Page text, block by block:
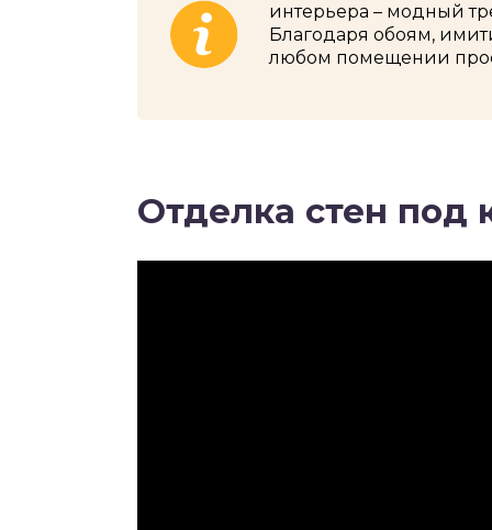
интерьера – модный
Благодаря обоям,
любом помещении
Отделка стен под